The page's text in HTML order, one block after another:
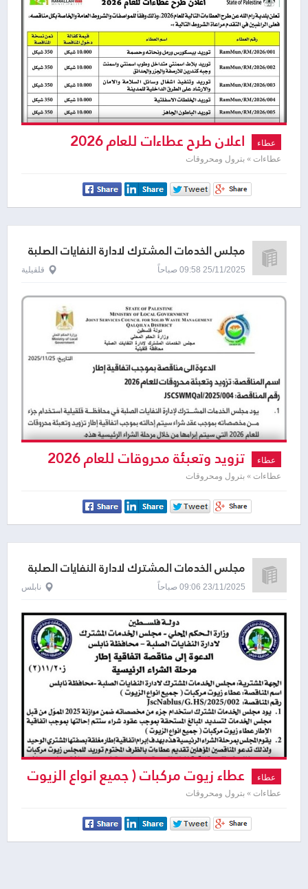
عطاء اعلان طرح عطاءات للعام 2026
عطاءات » بترول ومحروقات
مجلس الخدمات المشترك لادارة النفايات الصلبة
25/11/2025 09:58 صباحاً قلقيلية
عطاء تزويد وتعبئة محروقات للعام 2026
عطاءات » بترول ومحروقات
مجلس الخدمات المشترك لادارة النفايات الصلبة
23/11/2025 09:06 صباحاً نابلس
عطاء عطاء زيوت مركبات ( جميع انواع الزيوت
)
عطاءات » بترول ومحروقات